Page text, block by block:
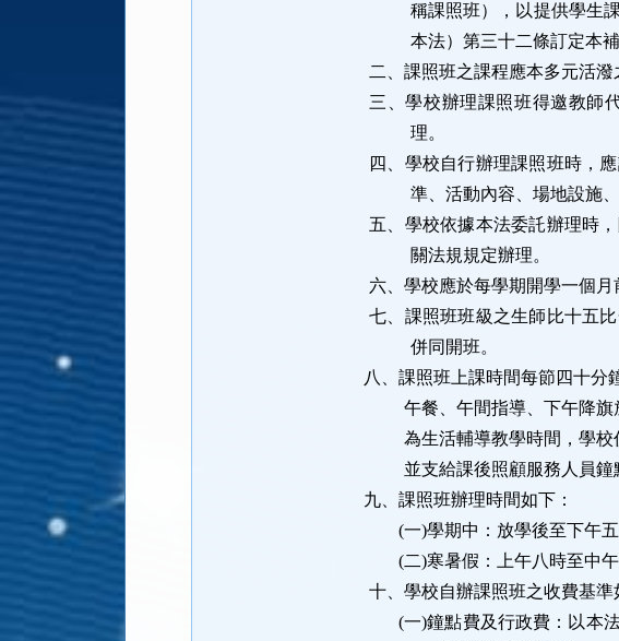
稱課照班），以提供學生
本法）第三十二條訂定本補
二、課照班之課程應本多元活潑
三、學校辦理課照班得邀教師
理。
四、 學校自行辦理課照班時，
準、活動內容、場地設施
五、 學校依據本法委託辦理時
關法規規定辦理。
六、學校應於每學期開學一個
七、 課照班班級之生師比十五
併同開班。
八、 課照班上課時間每節四十分
午餐、午間指導、下午降
為生活輔導教學時間，學校
並支給課後照顧服務人員鐘
九、 課照班辦理時間如下：
(一)學期中：放學後至下午
(二)寒暑假：上午八時至中
十、學校自辦課照班之收費基準
(一)鐘點費及行政費：以本